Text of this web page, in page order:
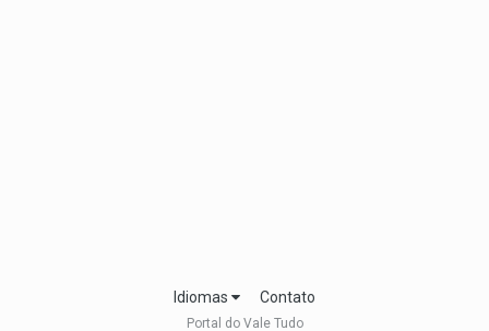
Idiomas Contato
Portal do Vale Tudo